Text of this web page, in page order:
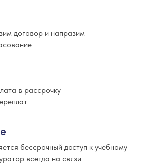
договор и направим
в рассрочку
бессрочный доступ к учебному
всегда на связи